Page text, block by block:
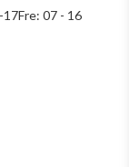
07 - 16